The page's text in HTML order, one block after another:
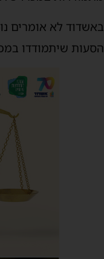
באשדוד לא אומרים
הסעות שיתמודדו